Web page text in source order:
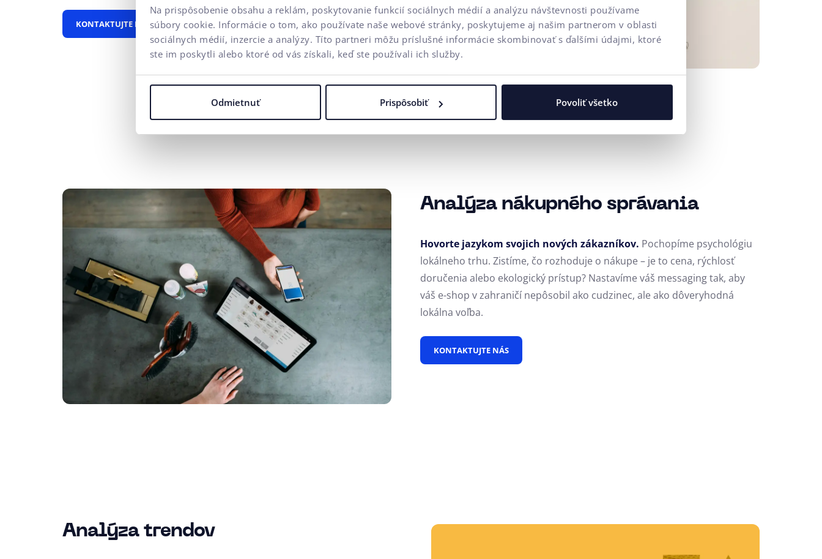
Na prispôsobenie obsahu a reklám, poskytovanie funkcií sociálnych médií a analýzu návštevnosti používame
súbory cookie. Informácie o tom, ako používate naše webové stránky, poskytujeme aj našim partnerom v oblasti
sociálnych médií, inzercie a analýzy. Títo partneri môžu príslušné informácie skombinovať s ďalšími údajmi, ktoré
ste im poskytli alebo ktoré od vás získali, keď ste používali ich služby.
Odmietnuť Prispôsobiť Povoliť všetko
KONTAKTUJTE NÁS
Analýza nákupného správania
Hovorte jazykom svojich nových zákazníkov. Pochopíme psychológiu
lokálneho trhu. Zistíme, čo rozhoduje o nákupe – je to cena, rýchlosť
doručenia alebo ekologický prístup? Nastavíme váš messaging tak, aby
váš e-shop v zahraničí nepôsobil ako cudzinec, ale ako dôveryhodná
lokálna voľba.
KONTAKTUJTE NÁS
Analýza trendov